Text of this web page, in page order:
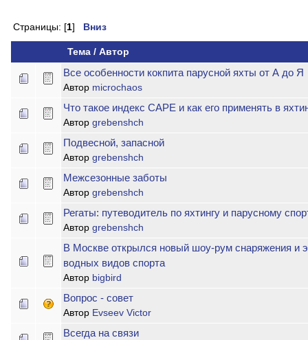
Страницы: [1] Вниз
Тема / Автор
Все особенности кокпита парусной яхты от А до Я
Автор microchaos
Что такое индекс CAPE и как его применять в
Автор grebenshch
Подвесной, запасной
Автор grebenshch
Межсезонные заботы
Автор grebenshch
Регаты: путеводитель по яхтингу и парусному
Автор grebenshch
В Москве открылся новый шоу-рум снаряжения и
водных видов спорта
Автор bigbird
Вопрос - совет
Автор Evseev Victor
Всегда на связи